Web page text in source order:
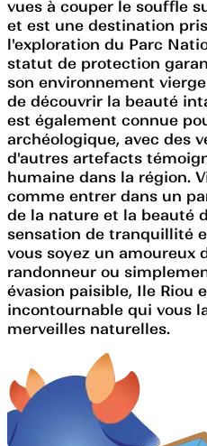
vues à couper le souffle
et est une destination
l'exploration du Parc
statut de protection
son environnement
de découvrir la beauté
est également connue
archéologique, avec des
d'autres artefacts
humaine dans la région.
comme entrer dans un
de la nature et la beauté
sensation de tranquillité
vous soyez un amoureux
randonneur ou
évasion paisible, Ile Riou
incontournable qui vous
merveilles naturelles.